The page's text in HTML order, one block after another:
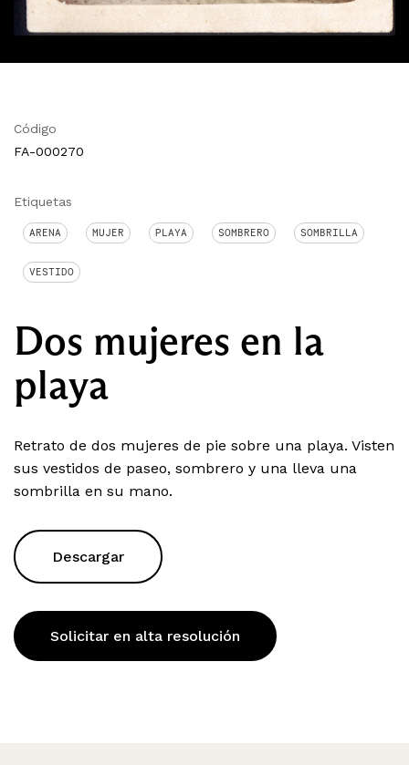
Código
FA-000270
Etiquetas
ARENA MUJER PLAYA SOMBRERO SOMBRILLA
VESTIDO
Dos mujeres en la
playa
Retrato de dos mujeres de pie sobre una playa. Visten
sus vestidos de paseo, sombrero y una lleva una
sombrilla en su mano.
Descargar
Solicitar en alta resolución